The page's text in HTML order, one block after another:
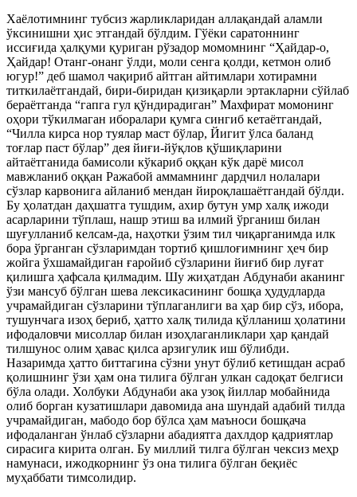
Хаёлотимнинг тубсиз жарликларидан аллақандай аламли
ўксинишни ҳис этгандай бўлдим. Гўёки саратоннинг
иссиғида ҳалқуми қуриган рўзадор момомнинг “Ҳайдар-о,
Ҳайдар! Отанг-онанг ўлди, моли сенга қолди, кетмон олиб
югур!” деб шамол чақириб айтган айтимлари хотирамни
титкилаётгандай, бири-биридан қизиқарли эртакларни сўйлаб
бераётганда “гапга гул қўндирадиган” Махфират момонинг
оҳори тўкилмаган иборалари қумга сингиб кетаётгандай,
“Чилла кирса нор туялар маст бўлар, Йигит ўлса баланд
тоғлар паст бўлар” дея йиғи-йўқлов қўшиқларини
айтаётганида бамисоли кўкариб оққан кўк дарё мисол
мавжланиб оққан Ражабой аммамнинг дардчил нолалари
сўзлар карвонига айланиб мендан йироқлашаётгандай бўлди.
Бу ҳолатдан даҳшатга тушдим, ахир бутун умр халқ ижоди
асарларини тўплаш, нашр этиш ва илмий ўрганиш билан
шуғулланиб келсам-да, наҳотки ўзим тил чиқарганимда илк
бора ўрганган сўзларимдан тортиб қишлоғимнинг ҳеч бир
жойга ўхшамайдиган ғаройиб сўзларини йиғиб бир луғат
қилишга ҳафсала қилмадим. Шу жиҳатдан Абдунаби аканинг
ўзи мансуб бўлган шева лексикасининг бошқа ҳудудларда
учрамайдиган сўзларини тўплаганлиги ва ҳар бир сўз, ибора,
тушунчага изоҳ бериб, ҳатто халқ тилида қўлланиш ҳолатини
ифодаловчи мисоллар билан изоҳлаганликлари ҳар қандай
тилшунос олим ҳавас қилса арзигулик иш бўлибди.
Назаримда ҳатто биттагина сўзни унут бўлиб кетишдан асраб
қолишнинг ўзи ҳам она тилига бўлган улкан садоқат белгиси
бўла олади. Холбуки Абдунаби ака узоқ йиллар мобайнида
олиб борган кузатишлари давомида ана шундай адабий тилда
учрамайдиган, мабодо бор бўлса ҳам маъноси бошқача
ифодаланган ўнлаб сўзларни абадиятга дахлдор қадриятлар
сирасига кирита олган. Бу миллий тилга бўлган чексиз меҳр
намунаси, ижодкорнинг ўз она тилига бўлган беқиёс
муҳаббати тимсолидир.